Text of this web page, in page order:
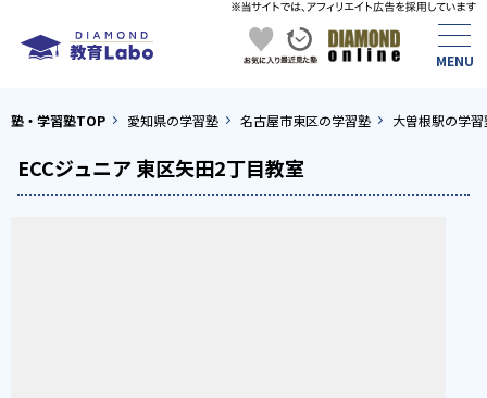
塾・学習塾TOP 愛知県の学習塾 名古屋市東区の学習塾 大曽根駅の学習
ECCジュニア 東区矢田2丁目教室